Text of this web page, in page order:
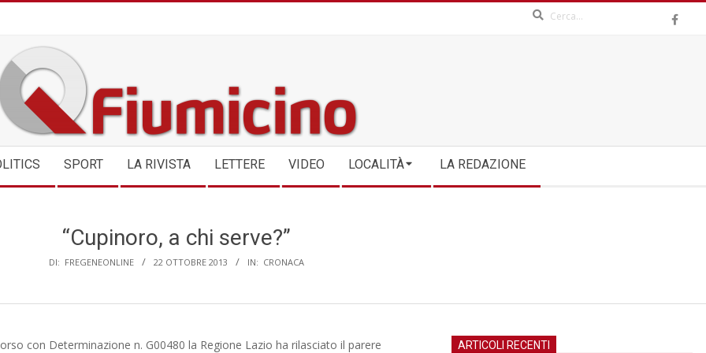
SPORT LA RIVISTA LETTERE VIDEO LOCALITÀ LA REDAZIONE
“Cupinoro, a chi serve?”
DI: FREGENEONLINE 22 OTTOBRE 2013 IN: CRONACA
con Determinazione n. G00480 la Regione Lazio ha rilasciato il parere
ARTICOLI RECENTI